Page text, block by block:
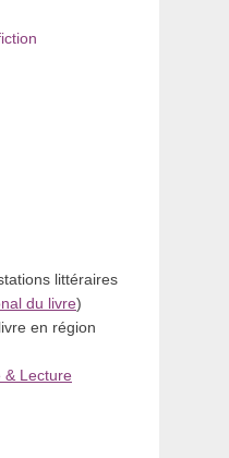
littéraires
du livre)
en région
& Lecture